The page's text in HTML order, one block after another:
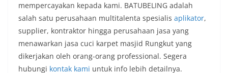
mempercayakan kepada kami. BATUBELING adalah
salah satu perusahaan multitalenta spesialis aplikator,
supplier, kontraktor hingga perusahaan jasa yang
menawarkan jasa cuci karpet masjid Rungkut yang
dikerjakan oleh orang-orang professional. Segera
hubungi kontak kami untuk info lebih detailnya.